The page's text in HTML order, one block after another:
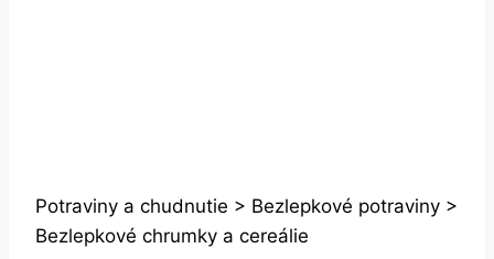
Potraviny a chudnutie > Bezlepkové potraviny >
Bezlepkové chrumky a cereálie